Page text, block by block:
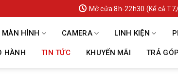
Mở cửa 8h-22h30 (Kể cả
MÀN HÌNH CAMERA LINH KIỆN
HÀNH TIN TỨC KHUYẾN MÃI TRẢ